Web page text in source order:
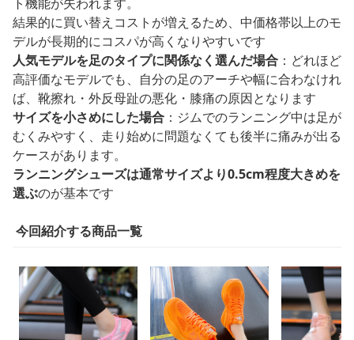
結果的に買い替えコストが増えるため、中価格帯以上のモ
デルが長期的にコスパが高くなりやすいです
人気モデルを足のタイプに関係なく選んだ場合 ：どれほど
高評価なモデルでも、自分の足のアーチや幅に合わなけれ
ば、靴擦れ・外反母趾の悪化・膝痛の原因となります
サイズを小さめにした場合 ：ジムでのランニング中は足が
むくみやすく、走り始めに問題なくても後半に痛みが出る
ケースがあります。
ランニングシューズは通常サイズより0.5cm程度大きめを
選ぶのが基本です
今回紹介する商品一覧